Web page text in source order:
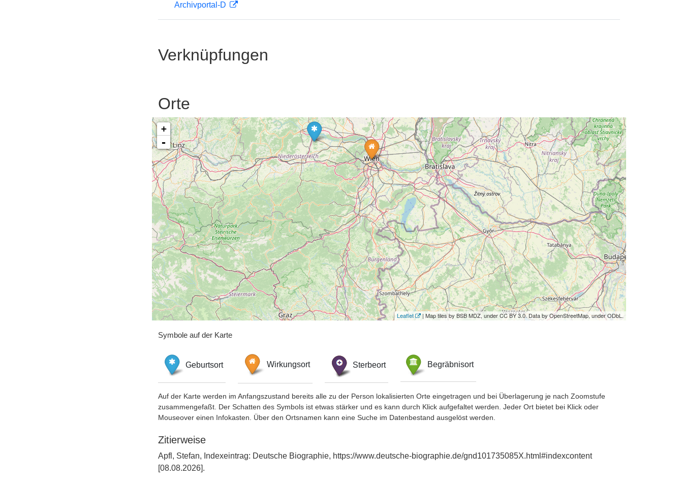
Archivportal-D
Verknüpfungen
Orte
+
-
Leaflet | Map tiles by BSB MDZ, under CC BY 3.0. Data by OpenStreetMap, under ODbL.
Symbole auf der Karte
Geburtsort Wirkungsort Sterbeort Begräbnisort
Auf der Karte werden im Anfangszustand bereits alle zu der Person lokalisierten Orte eingetragen und bei Überlagerung je nach Zoomstufe
zusammengefaßt. Der Schatten des Symbols ist etwas stärker und es kann durch Klick aufgefaltet werden. Jeder Ort bietet bei Klick oder
Mouseover einen Infokasten. Über den Ortsnamen kann eine Suche im Datenbestand ausgelöst werden.
Zitierweise
Apfl, Stefan, Indexeintrag: Deutsche Biographie, https://www.deutsche-biographie.de/gnd101735085X.html#indexcontent
[08.08.2026].